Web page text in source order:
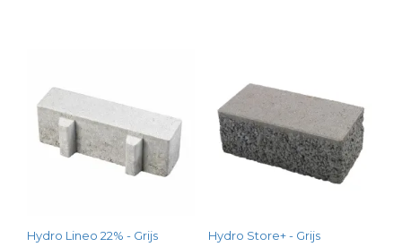
Hydro Lineo 22% - Grijs Hydro Store+ - Grijs